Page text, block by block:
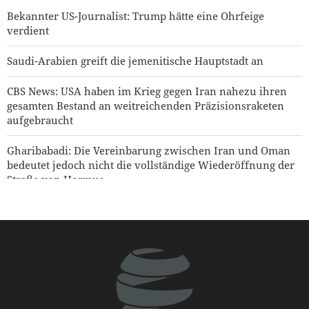
Bekannter US-Journalist: Trump hätte eine Ohrfeige
verdient
Saudi-Arabien greift die jemenitische Hauptstadt an
CBS News: USA haben im Krieg gegen Iran nahezu ihren
gesamten Bestand an weitreichenden Präzisionsraketen
aufgebraucht
Gharibabadi: Die Vereinbarung zwischen Iran und Oman
bedeutet jedoch nicht die vollständige Wiederöffnung der
Straße von Hormus
Öltanker
USA heben Sanktionen gegen drei mit den IRGC
verbundene Einheiten auf
Hakan Fidan: Israel hat keinerlei Absicht, Frieden zu